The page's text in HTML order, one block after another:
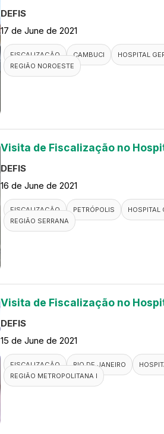
DEFIS
17 de June de 2021
FISCALIZAÇÃO CAMBUCI HOSPITAL
REGIÃO NOROESTE
Visita de Fiscalização no
DEFIS
16 de June de 2021
FISCALIZAÇÃO PETRÓPOLIS HOSPITAL
REGIÃO SERRANA
Visita de Fiscalização no
DEFIS
15 de June de 2021
FISCALIZAÇÃO RIO DE JANEIRO
REGIÃO METROPOLITANA I